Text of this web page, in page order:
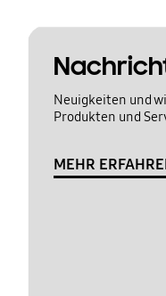
Neuigkeiten und
Produkten und
MEHR